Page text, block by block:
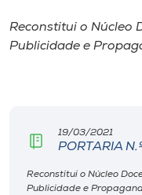
Diplomados
CPA
Biblioteca
Reconstitui o Núcleo
Publicidade e
19/03/2021
PORTARIA
Reconstitui o Núcleo
Publicidade e